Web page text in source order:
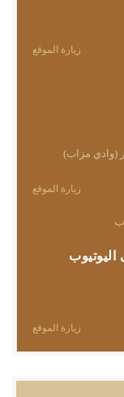
زيارة الموقع
(وادي مزاب)
زيارة الموقع
زيارة الموقع